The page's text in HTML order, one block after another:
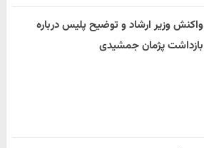
واکنش وزیر ارشاد و توضیح پلیس درباره
بازداشت پژمان جمشیدی